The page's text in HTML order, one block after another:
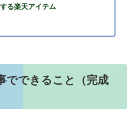
る楽天アイテム
でできること（完成